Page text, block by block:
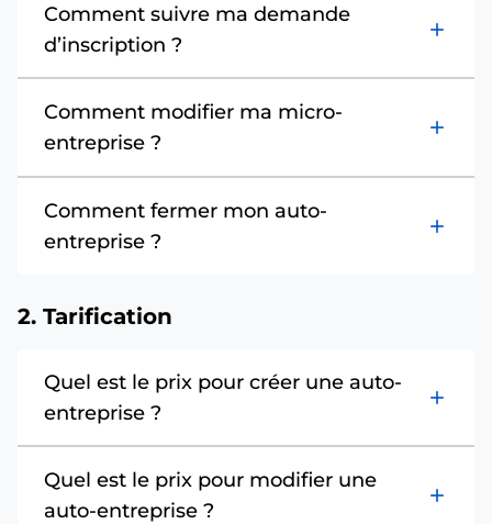
Comment suivre ma demande
d’inscription ?
add
Comment modifier ma micro-
entreprise ?
add
Comment fermer mon auto-
entreprise ?
add
2. Tarification
Quel est le prix pour créer une auto-
entreprise ?
add
Quel est le prix pour modifier une
auto-entreprise ?
add